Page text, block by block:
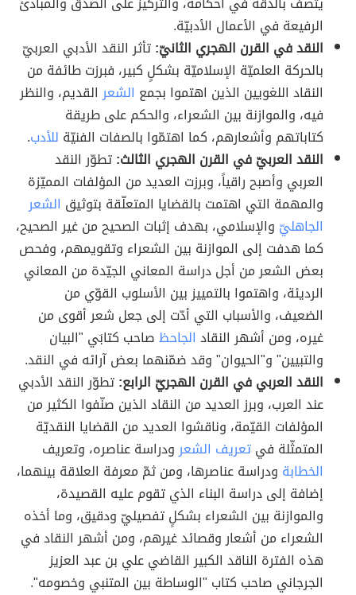
الرفيعة في الأعمال الأدبيّة.
النقد في القرن الهجري الثانيّ:تأثر النقد الأدبي العربيّ
بالحركة العلميّة الإسلاميّة بشكلٍ كبير، فبرزت طائفة من
النقاد اللغويين الذين اهتموا بجمع الشعرالقديم، والنظر
فيه، والموازنة بين الشعراء، والحكم على طريقة
كتاباتهم وأشعارهم، كما اهتمّوا بالصفات الفنيّة للأدب.
النقد العربيّ في القرن الهجري الثالث:تطوّر النقد
العربي وأصبح راقياً، وبرزت العديد من المؤلفات المميّزة
والمهمة التي اهتمت بالقضايا المتعلّقة بتوثيق الشعر
الجاهليّ والإسلامي، بهدف إثبات الصحيح من غير الصحيح،
كما هدفت إلى الموازنة بين الشعراء وتقويمهم، وفحص
بعض الشعر من أجل دراسة المعاني الجيّدة من المعاني
الرديئة، واهتموا بالتمييز بين الأسلوب القوّي من
الضعيف، والأسباب التي أدّت إلى جعل شعر أقوى من
غيره، ومن أشهر النقاد الجاحظصاحب كتابَي "البيان
والتبيين" و"الحيوان" وقد ضمّنهما بعض آرائه في النقد.
النقد العربي في القرن الهجريّ الرابع:تطوّر النقد الأدبي
عند العرب، وبرز العديد من النقاد الذين صنّفوا الكثير من
المؤلفات القيّمة، وناقشوا العديد من القضايا النقديّة
المتمثّلة فيتعريف الشعرودراسة عناصره، وتعريف
الخطابة ودراسة عناصرها، ومن ثمّ معرفة العلاقة بينهما،
إضافة إلى دراسة البناء الذي تقوم عليه القصيدة،
والموازنة بين الشعراء بشكلٍ تفصيليّ ودقيق، وما أخذه
الشعراء من أشعار وقصائد غيرهم، ومن أشهر النقاد في
هذه الفترة الناقد الكبير القاضي علي بن عبد العزيز
الجرجاني صاحب كتاب "الوساطة بين المتنبي وخصومه".